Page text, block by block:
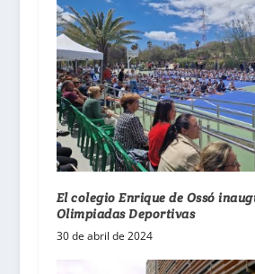
El colegio Enrique de Ossó
Olimpiadas Deportivas
30 de abril de 2024